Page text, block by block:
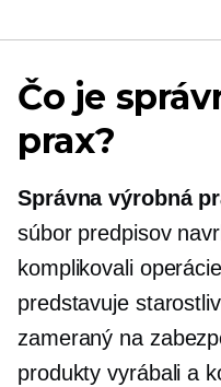
Čo je
prax?
Správna výrobná
súbor predpisov
komplikovali
predstavuje
zameraný na
produkty vyrábali a